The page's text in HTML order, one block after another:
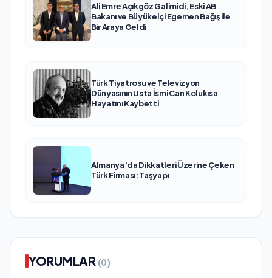
Ali Emre Açıkgöz Galimidi, Eski AB
Bakanı ve Büyükelçi Egemen Bağış ile
Bir Araya Geldi
Türk Tiyatrosu ve Televizyon
Dünyasının Usta İsmi Can Kolukısa
Hayatını Kaybetti
Almanya’da Dikkatleri Üzerine Çeken
Türk Firması: Taşyapı
YORUMLAR (0)